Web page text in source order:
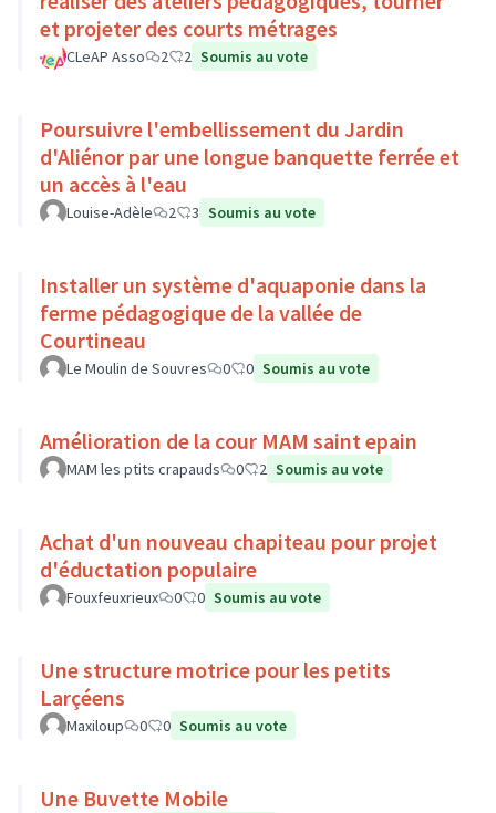
et projeter des courts métrages
CLeAP Asso 2 2 Soumis au vote
Poursuivre l'embellissement du Jardin
d'Aliénor par une longue banquette ferrée et
un accès à l'eau
Louise-Adèle 2 3 Soumis au vote
Installer un système d'aquaponie dans la
ferme pédagogique de la vallée de
Courtineau
Le Moulin de Souvres 0 0 Soumis au vote
Amélioration de la cour MAM saint epain
MAM les ptits crapauds 0 2 Soumis au vote
Achat d'un nouveau chapiteau pour projet
d'éductation populaire
Fouxfeuxrieux 0 0 Soumis au vote
Une structure motrice pour les petits
Larçéens
Maxiloup 0 0 Soumis au vote
Une Buvette Mobile